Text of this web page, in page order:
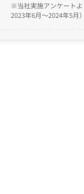
※当社実施アンケートよ
2023年6月～2024年5月）